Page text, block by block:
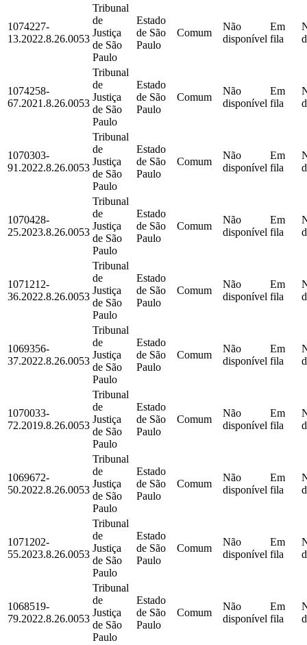
1074227-
13.2022.8.26.0053
Tribunal
de
Justiça
de São
Paulo
Estado
de São
Paulo
Comum
Não
disponível
Em
fila
1074258-
67.2021.8.26.0053
Tribunal
de
Justiça
de São
Paulo
Estado
de São
Paulo
Comum
Não
disponível
Em
fila
1070303-
91.2022.8.26.0053
Tribunal
de
Justiça
de São
Paulo
Estado
de São
Paulo
Comum
Não
disponível
Em
fila
1070428-
25.2023.8.26.0053
Tribunal
de
Justiça
de São
Paulo
Estado
de São
Paulo
Comum
Não
disponível
Em
fila
1071212-
36.2022.8.26.0053
Tribunal
de
Justiça
de São
Paulo
Estado
de São
Paulo
Comum
Não
disponível
Em
fila
1069356-
37.2022.8.26.0053
Tribunal
de
Justiça
de São
Paulo
Estado
de São
Paulo
Comum
Não
disponível
Em
fila
1070033-
72.2019.8.26.0053
Tribunal
de
Justiça
de São
Paulo
Estado
de São
Paulo
Comum
Não
disponível
Em
fila
1069672-
50.2022.8.26.0053
Tribunal
de
Justiça
de São
Paulo
Estado
de São
Paulo
Comum
Não
disponível
Em
fila
1071202-
55.2023.8.26.0053
Tribunal
de
Justiça
de São
Paulo
Estado
de São
Paulo
Comum
Não
disponível
Em
fila
1068519-
79.2022.8.26.0053
Tribunal
de
Justiça
de São
Paulo
Estado
de São
Paulo
Comum
Não
disponível
Em
fila